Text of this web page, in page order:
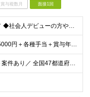
賞与複数月 面接1回
＼完全未経験歓迎！／ ◆社会人デビューの方やフリーターの方もOK ◆第二新卒OK ◆学歴不問 ～まずは「話を聞いてみたい」という気持ちでOKです！～ 私たちは「ゼロから育てる」ことを前提の採用を
◆月給25万円～55万5000円＋各種手当＋賞与年1回 ※上記には固定残業代（月20時間／3万2400円）を含みます。超過分は別途支給します。 ※試用期間3～6ヶ月あり。期間中の給与は【給与欄】を
＼希望考慮・リモート案件あり／ 全国47都道府県のプロジェクト先 └好きな場所で勤務可能！◎ └Web系の総合職採用の場合、 デビュー後はフルリモート（完全在宅）案件8割！ ◎転勤の有無については